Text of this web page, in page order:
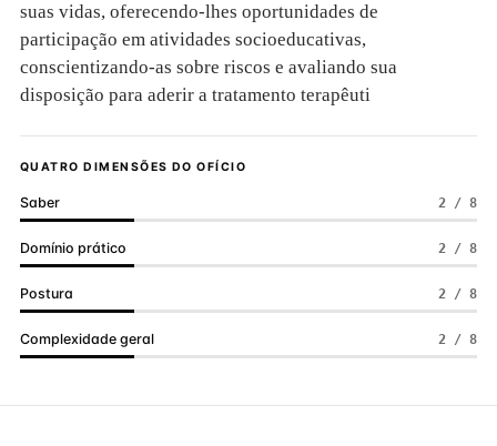
suas vidas, oferecendo-lhes oportunidades de
participação em atividades socioeducativas,
conscientizando-as sobre riscos e avaliando sua
disposição para aderir a tratamento terapêuti
QUATRO DIMENSÕES DO OFÍCIO
Saber 2 / 8
Domínio prático 2 / 8
Postura 2 / 8
Complexidade geral 2 / 8